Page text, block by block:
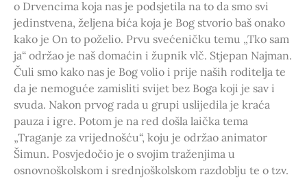
o Drvencima koja nas je podsjetila na to da smo svi
jedinstvena, željena bića koja je Bog stvorio baš onako
kako je On to poželio. Prvu svećeničku temu „Tko sam
ja“ održao je naš domaćin i župnik vlč. Stjepan Najman.
Čuli smo kako nas je Bog volio i prije naših roditelja te
da je nemoguće zamisliti svijet bez Boga koji je sav i
svuda. Nakon prvog rada u grupi uslijedila je kraća
pauza i igre. Potom je na red došla laička tema
„Traganje za vrijednošću“, koju je održao animator
Šimun. Posvjedočio je o svojim traženjima u
osnovnoškolskom i srednjoškolskom razdoblju te o tzv.